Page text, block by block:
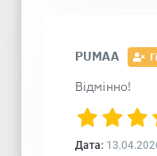
PUMAA
Відмінно!
Дата: